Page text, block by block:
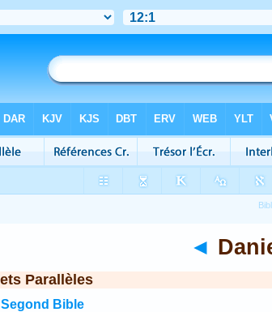
◄
Parallèles
Bible